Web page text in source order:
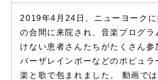
2019年4月24日、ニューヨーク
の合間に来院され、音楽プログ
けない患者さんたちがたくさん
バーザレインボーなどのポピュ
楽と歌で包まれました。 動画で